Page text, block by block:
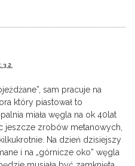
sam pracuje na
który piastował to
miała węgla na ok 40lat
jeszcze zrobów metanowych,
Na dzień dzisiejszy
i na „górnicze oko” węgla